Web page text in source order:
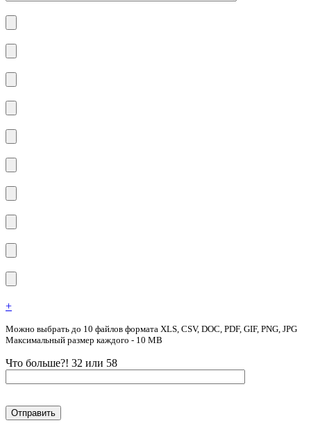
+
Можно выбрать до 10 файлов формата XLS, CSV, DOC, PDF, GIF, PNG, JPG
Максимальный размер каждого - 10 MB
Что больше?! 32 или 58